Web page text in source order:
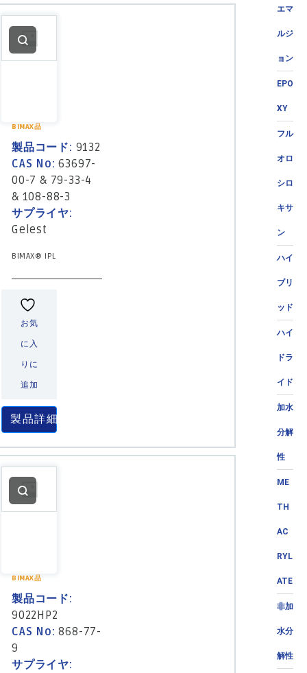
エマ
ルジ
ョン
EPO
XY
フル
オロ
シロ
キサ
ン
ハイ
ブリ
ッド
ハイ
ドラ
イド
加水
分解
性
ME
TH
AC
RYL
ATE
非加
水分
解性
BIMAX品
製品コード: 9132
CAS No:63697-
00-7 & 79-33-4
& 108-88-3
サプライヤ:
Gelest
BIMAX® IPL
お気
に入
りに
追加
製品詳細
BIMAX品
製品コード:
9022HP2
CAS No:868-77-
9
サプライヤ: